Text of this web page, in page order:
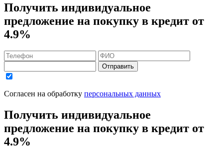
Получить индивидуальное
предложение на покупку в кредит от
4.9%
Отправить
Согласен на обработку персональных данных
Получить индивидуальное
предложение на покупку в кредит от
4.9%